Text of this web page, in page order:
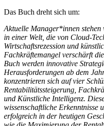
Das Buch dreht sich um:
Aktuelle Manager*innen
in einer Welt, die von Cloud-
Wirtschaftsrezession und
Fachkräftemangel verschärft
Buch werden innovative
Herausforderungen ab dem
konzentrieren sich auf vier
Rentabilitätssteigerung,
und Künstliche Intelligenz.
wissenschaftliche Erkenntnisse
erfolgreich in der heutigen